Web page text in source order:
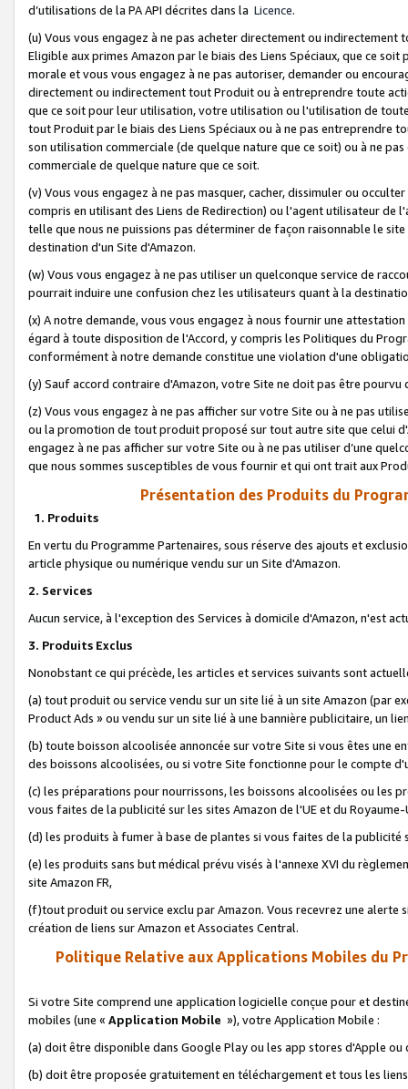
d’utilisations de la PA API décrites dans la Licence.
(u) Vous vous engagez à ne pas acheter directement ou
Eligible aux primes Amazon par le biais des Liens Spéciaux, que ce
morale et vous vous engagez à ne pas autoriser, demander ou
directement ou indirectement tout Produit ou à entreprendre toute
que ce soit pour leur utilisation, votre utilisation ou l'utilisation de
tout Produit par le biais des Liens Spéciaux ou à ne pas entreprendre
son utilisation commerciale (de quelque nature que ce soit) ou à ne
commerciale de quelque nature que ce soit.
(v) Vous vous engagez à ne pas masquer, cacher, dissimuler ou
compris en utilisant des Liens de Redirection) ou l'agent utilisateur
telle que nous ne puissions pas déterminer de façon raisonnable le
destination d'un Site d'Amazon.
(w) Vous vous engagez à ne pas utiliser un quelconque service de
pourrait induire une confusion chez les utilisateurs quant à la
(x) A notre demande, vous vous engagez à nous fournir une
égard à toute disposition de l'Accord, y compris les Politiques du
conformément à notre demande constitue une violation d'une
(y) Sauf accord contraire d'Amazon, votre Site ne doit pas être
(z) Vous vous engagez à ne pas afficher sur votre Site ou à ne pas
ou la promotion de tout produit proposé sur tout autre site que celui
engagez à ne pas afficher sur votre Site ou à ne pas utiliser d’une
que nous sommes susceptibles de vous fournir et qui ont trait aux
Présentation des Produits du
1. Produits
En vertu du Programme Partenaires, sous réserve des ajouts et
article physique ou numérique vendu sur un Site d'Amazon.
2. Services
Aucun service, à l'exception des Services à domicile d'Amazon, n'est
3. Produits Exclus
Nonobstant ce qui précède, les articles et services suivants sont
(a) tout produit ou service vendu sur un site lié à un site Amazon (par
Product Ads » ou vendu sur un site lié à une bannière publicitaire, un
(b) toute boisson alcoolisée annoncée sur votre Site si vous êtes une
des boissons alcoolisées, ou si votre Site fonctionne pour le compte
(c) les préparations pour nourrissons, les boissons alcoolisées ou les
vous faites de la publicité sur les sites Amazon de l'UE et du Royaume-
(d) les produits à fumer à base de plantes si vous faites de la publicité
(e) les produits sans but médical prévu visés à l'annexe XVI du
site Amazon FR,
(f)tout produit ou service exclu par Amazon. Vous recevrez une alerte
création de liens sur Amazon et Associates Central.
Politique Relative aux Applications Mobiles du
Si votre Site comprend une application logicielle conçue pour et
mobiles (une « Application Mobile »), votre Application Mobile :
(a) doit être disponible dans Google Play ou les app stores d'Apple ou
(b) doit être proposée gratuitement en téléchargement et tous les